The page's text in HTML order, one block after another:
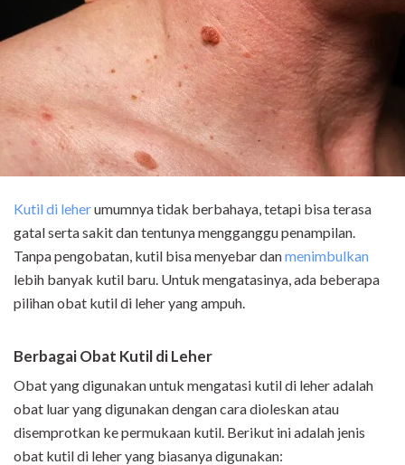
Kutil di leherumumnya tidak berbahaya, tetapi bisa terasa
gatal serta sakit dan tentunya mengganggu penampilan.
Tanpa pengobatan, kutil bisa menyebar danmenimbulkan
lebih banyak kutil baru. Untuk mengatasinya, ada beberapa
pilihan obat kutil di leher yang ampuh.
Berbagai Obat Kutil di Leher
Obat yang digunakan untuk mengatasi kutil di leher adalah
obat luar yang digunakan dengan cara dioleskan atau
disemprotkan ke permukaan kutil. Berikut ini adalah jenis
obat kutil di leher yang biasanya digunakan: